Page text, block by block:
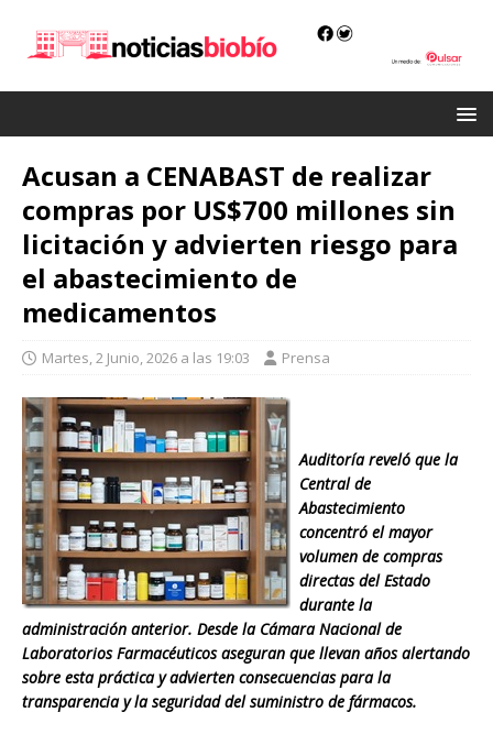
Acusan a CENABAST de realizar
compras por US$700 millones sin
licitación y advierten riesgo para
el abastecimiento de
medicamentos
Martes, 2 Junio, 2026 a las 19:03 Prensa
Auditoría reveló que la
Central de
Abastecimiento
concentró el mayor
volumen de compras
directas del Estado
durante la
administración anterior. Desde la Cámara Nacional de
Laboratorios Farmacéuticos aseguran que llevan años alertando
sobre esta práctica y advierten consecuencias para la
transparencia y la seguridad del suministro de fármacos.